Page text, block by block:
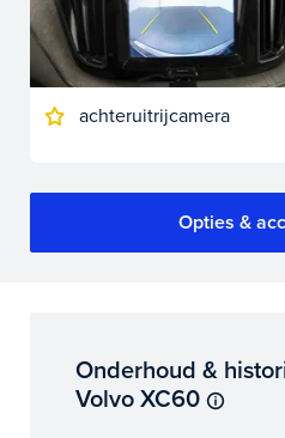
achteruitrijcamera
Opties &
Onderhoud &
Volvo XC60